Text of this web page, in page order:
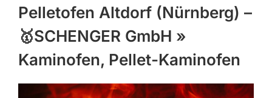
UNTERNEHMEN
PROFIL
WARENKORB
Pelletofen Altdorf (Nürnberg) –
🥇SCHENGER GmbH »
Kaminofen, Pellet-Kaminofen